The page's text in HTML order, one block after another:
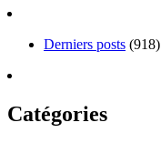
Derniers posts (918)
Catégories